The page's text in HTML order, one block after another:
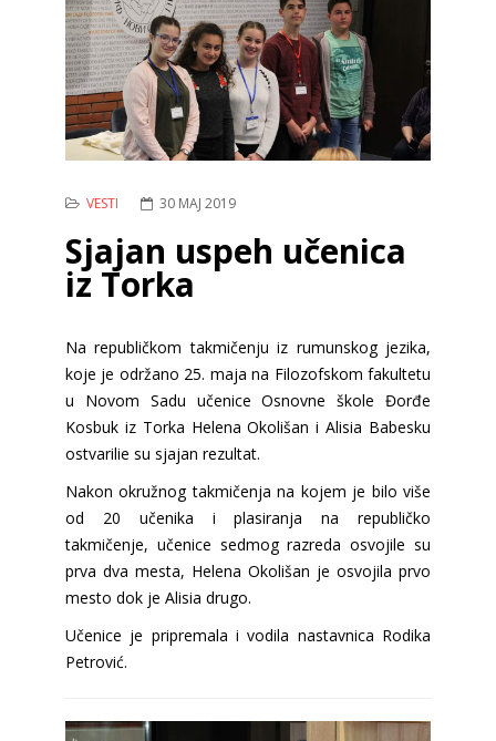
VESTI 30 MAJ 2019
Sjajan uspeh učenica
iz Torka
Na republičkom takmičenju iz rumunskog jezika,
koje je održano 25. maja na Filozofskom fakultetu
u Novom Sadu učenice Osnovne škole Đorđe
Kosbuk iz Torka Helena Okolišan i Alisia Babesku
ostvarilie su sjajan rezultat.
Nakon okružnog takmičenja na kojem je bilo više
od 20 učenika i plasiranja na republičko
takmičenje, učenice sedmog razreda osvojile su
prva dva mesta, Helena Okolišan je osvojila prvo
mesto dok je Alisia drugo.
Učenice je pripremala i vodila nastavnica Rodika
Petrović.